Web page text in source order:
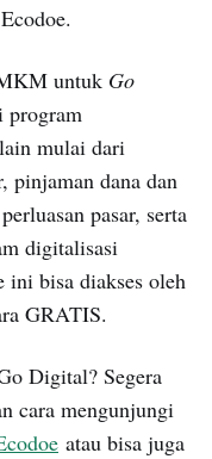
untuk Go
program
mulai dari
dana dan
pasar, serta
digitalisasi
bisa diakses oleh
GRATIS.
Digital? Segera
cara mengunjungi
atau bisa juga